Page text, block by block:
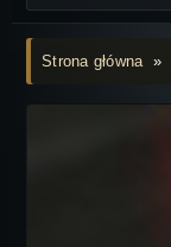
Strona główna»